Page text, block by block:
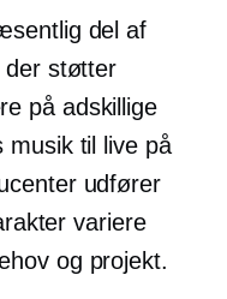
del af
der støtter
på adskillige
musik til live på
udfører
variere
og projekt.